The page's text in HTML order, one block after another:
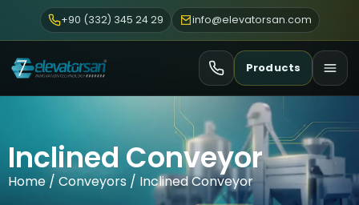
+90 (332) 345 24 29 info@elevatorsan.com
Products
Inclined Conveyor
Home / Conveyors / Inclined Conveyor